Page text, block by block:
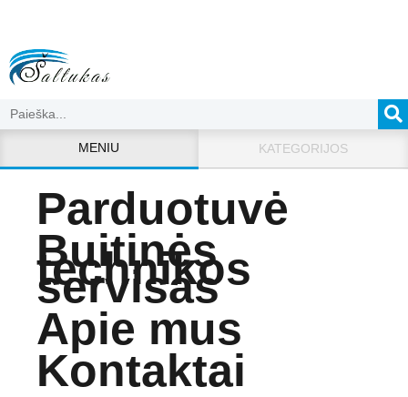
MENIU KATEGORIJOS
Parduotuvė
Buitinės
technikos
servisas
Apie mus
Kontaktai